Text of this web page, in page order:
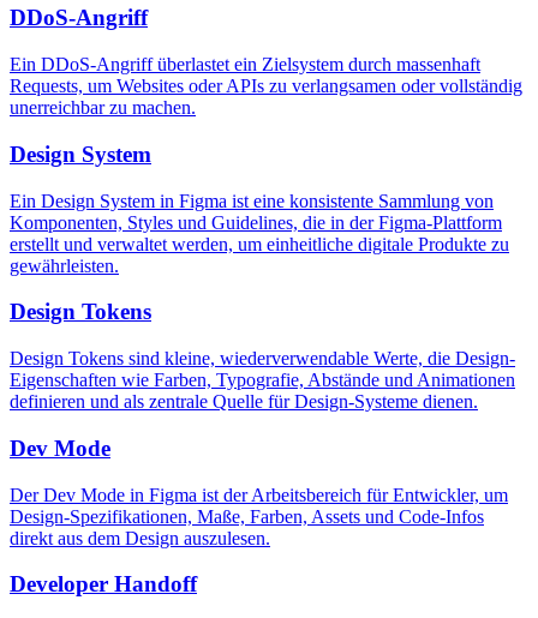
DDoS-Angriff
Ein DDoS-Angriff überlastet ein Zielsystem durch massenhaft
Requests, um Websites oder APIs zu verlangsamen oder vollständig
unerreichbar zu machen.
Design System
Ein Design System in Figma ist eine konsistente Sammlung von
Komponenten, Styles und Guidelines, die in der Figma-Plattform
erstellt und verwaltet werden, um einheitliche digitale Produkte zu
gewährleisten.
Design Tokens
Design Tokens sind kleine, wiederverwendable Werte, die Design-
Eigenschaften wie Farben, Typografie, Abstände und Animationen
definieren und als zentrale Quelle für Design-Systeme dienen.
Dev Mode
Der Dev Mode in Figma ist der Arbeitsbereich für Entwickler, um
Design-Spezifikationen, Maße, Farben, Assets und Code-Infos
direkt aus dem Design auszulesen.
Developer Handoff